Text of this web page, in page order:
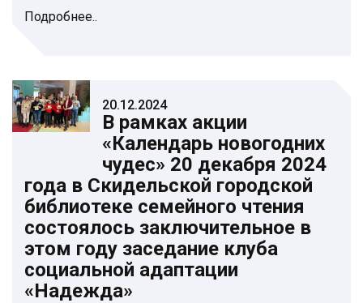
Подробнее..
20.12.2024
В рамках акции
«Календарь новогодних
чудес» 20 декабря 2024
года в Скидельской городской
библиотеке семейного чтения
состоялось заключительное в
этом году заседание клуба
социальной адаптации
«Надежда»